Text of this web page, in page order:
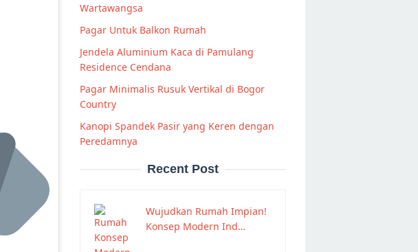
Wartawangsa
Pagar Untuk Balkon Rumah
Jendela Aluminium Kaca di Pamulang
Residence Cendana
Pagar Minimalis Rusuk Vertikal di Bogor
Country
Kanopi Spandek Pasir yang Keren dengan
Peredamnya
Recent Post
Wujudkan Rumah Impian!
Konsep Modern Ind…